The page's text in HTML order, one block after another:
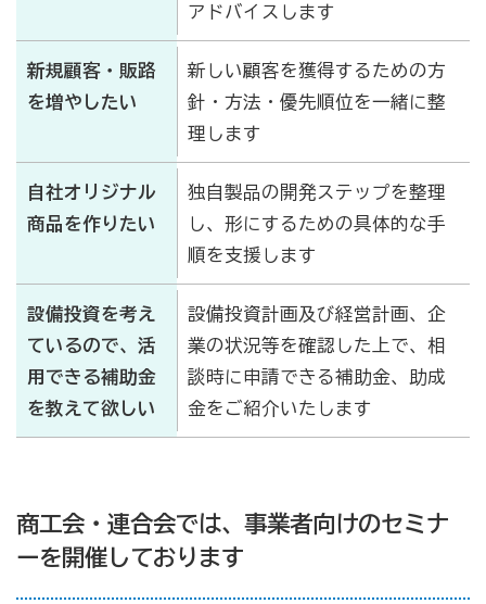
アドバイスします
新規顧客・販路
を増やしたい
新しい顧客を獲得するための方
針・方法・優先順位を一緒に整
理します
自社オリジナル
商品を作りたい
独自製品の開発ステップを整理
し、形にするための具体的な手
順を支援します
設備投資を考え
ているので、活
用できる補助金
を教えて欲しい
設備投資計画及び経営計画、企
業の状況等を確認した上で、相
談時に申請できる補助金、助成
金をご紹介いたします
商工会・連合会では、事業者向けのセミナ
ーを開催しております